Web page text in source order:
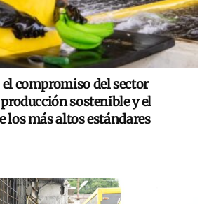
el compromiso del sector
sostenible y el
más altos estándares